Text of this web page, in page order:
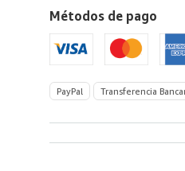
Estados
Unidos
de
America
Métodos de pago
PayPal Transferencia